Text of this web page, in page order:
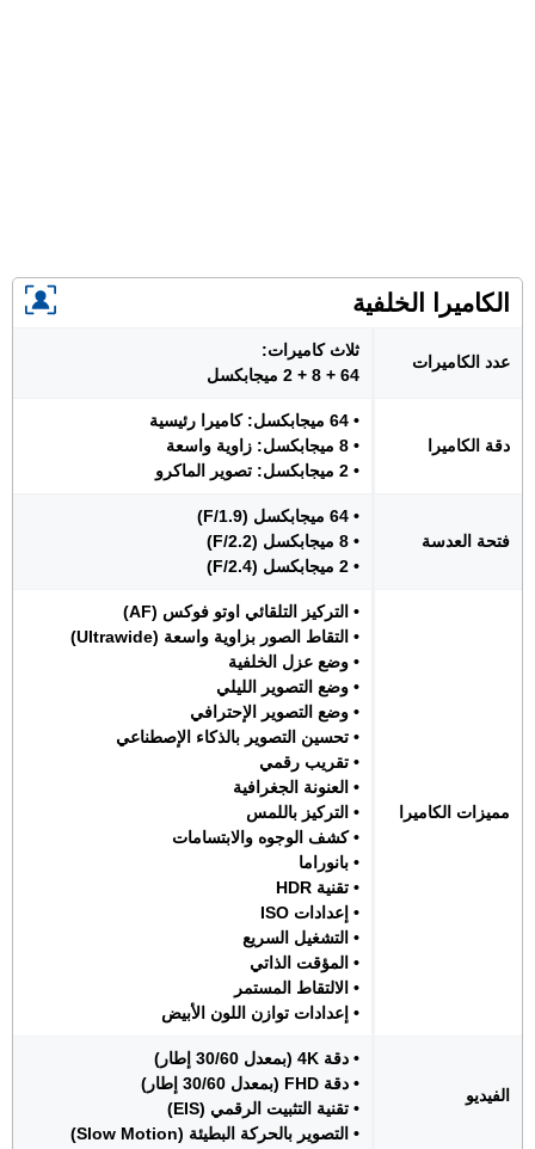
الكاميرا الخلفية
عدد الكاميرات
ثلاث كاميرات:
64 + 8 + 2 ميجابكسل
دقة الكاميرا
• 64 ميجابكسل: كاميرا رئيسية
• 8 ميجابكسل: زاوية واسعة
• 2 ميجابكسل: تصوير الماكرو
فتحة العدسة
• 64 ميجابكسل (F/1.9)
• 8 ميجابكسل (F/2.2)
• 2 ميجابكسل (F/2.4)
مميزات الكاميرا
• التركيز التلقائي اوتو فوكس (AF)
• التقاط الصور بزاوية واسعة (Ultrawide)
• وضع عزل الخلفية
• وضع التصوير الليلي
• وضع التصوير الإحترافي
• تحسين التصوير بالذكاء الإصطناعي
• تقريب رقمي
• العنونة الجغرافية
• التركيز باللمس
• كشف الوجوه والابتسامات
• بانوراما
• تقنية HDR
• إعدادات ISO
• التشغيل السريع
• المؤقت الذاتي
• الالتقاط المستمر
• إعدادات توازن اللون الأبيض
الفيديو
• دقة 4K (بمعدل 30/60 إطار)
• دقة FHD (بمعدل 30/60 إطار)
• تقنية التثبيت الرقمي (EIS)
• التصوير بالحركة البطيئة (Slow Motion)